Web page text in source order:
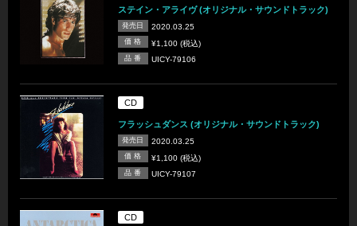
ステイン・アライヴ (オリジナル・サウンドトラック)
発売日 2020.03.25
価 格 ¥1,100 (税込)
品 番 UICY-79106
CD
フラッシュダンス (オリジナル・サウンドトラック)
発売日 2020.03.25
価 格 ¥1,100 (税込)
品 番 UICY-79107
CD